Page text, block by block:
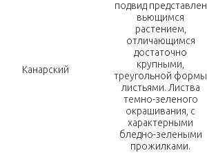
Канарский
подвид представлен
вьющимся
растением,
отличающимся
достаточно
крупными,
треугольной формы
листьями. Листва
темно-зеленого
окрашивания, с
характерными
бледно-зелеными
прожилками.